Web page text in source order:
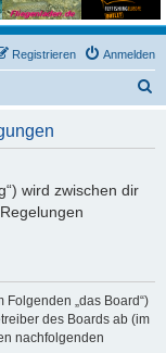
Anmelden
Registrieren
wird zwischen dir
Folgenden „das Board“)
des Boards ab (im
nachfolgenden